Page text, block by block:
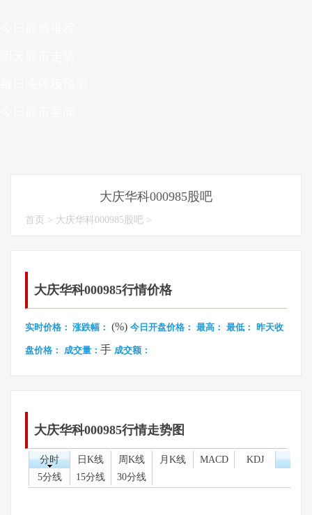
大庆华科000985股吧
首页 > 大庆华科000985股吧 >
大庆华科000985行情价格
实时价格： 涨跌幅： (%) 今日开盘价格： 最高： 最低： 昨天收
盘价格： 成交量： 手 成交额：
大庆华科000985行情走势图
分时 日K线 周K线 月K线 MACD
KDJ
5分线
15分线 30分线